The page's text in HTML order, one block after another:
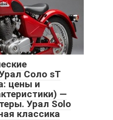
Соло sT
цены и
—
Урал Solo
классика